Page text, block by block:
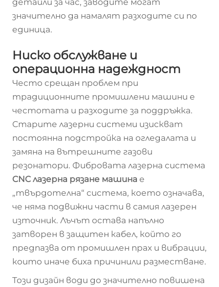
детайли за час, заводите могат
значително да намалят разходите си по
единица.
Ниско обслужване и
операционна надеждност
Често срещан проблем при
традиционните промишлени машини е
честотата и разходите за поддръжка.
Старите лазерни системи изискват
постоянна подстройка на огледалата и
замяна на вътрешните газови
резонатори. Фибровата лазерна система
CNC лазерна рязане машина е
„твърдотелна“ система, което означава,
че няма подвижни части в самия лазерен
източник. Лъчът остава напълно
затворен в защитен кабел, който го
предпазва от промишлен прах и вибрации,
които иначе биха причинили разместване.
Този дизайн води до значително повишена